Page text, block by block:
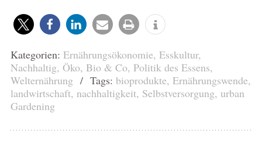
Kategorien: Ernährungsökonomie, Esskultur,
Nachhaltig, Öko, Bio & Co, Politik des Essens,
Welternährung/ Tags: bioprodukte, Ernährungswende,
landwirtschaft, nachhaltigkeit, Selbstversorgung, urban
Gardening